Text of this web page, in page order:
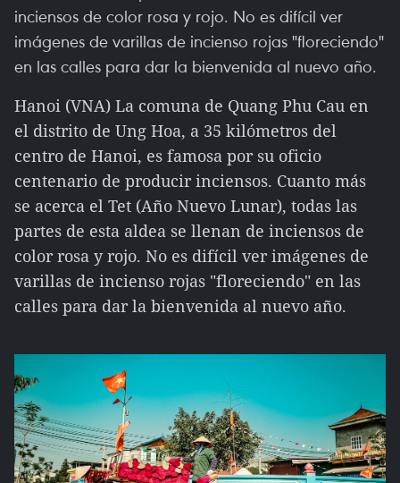
inciensos de color rosa y rojo. No es difícil ver
imágenes de varillas de incienso rojas "floreciendo"
en las calles para dar la bienvenida al nuevo año.
Hanoi (VNA) La comuna de Quang Phu Cau en
el distrito de Ung Hoa, a 35 kilómetros del
centro de Hanoi, es famosa por su oficio
centenario de producir inciensos. Cuanto más
se acerca el Tet (Año Nuevo Lunar), todas las
partes de esta aldea se llenan de inciensos de
color rosa y rojo. No es difícil ver imágenes de
varillas de incienso rojas "floreciendo" en las
calles para dar la bienvenida al nuevo año.